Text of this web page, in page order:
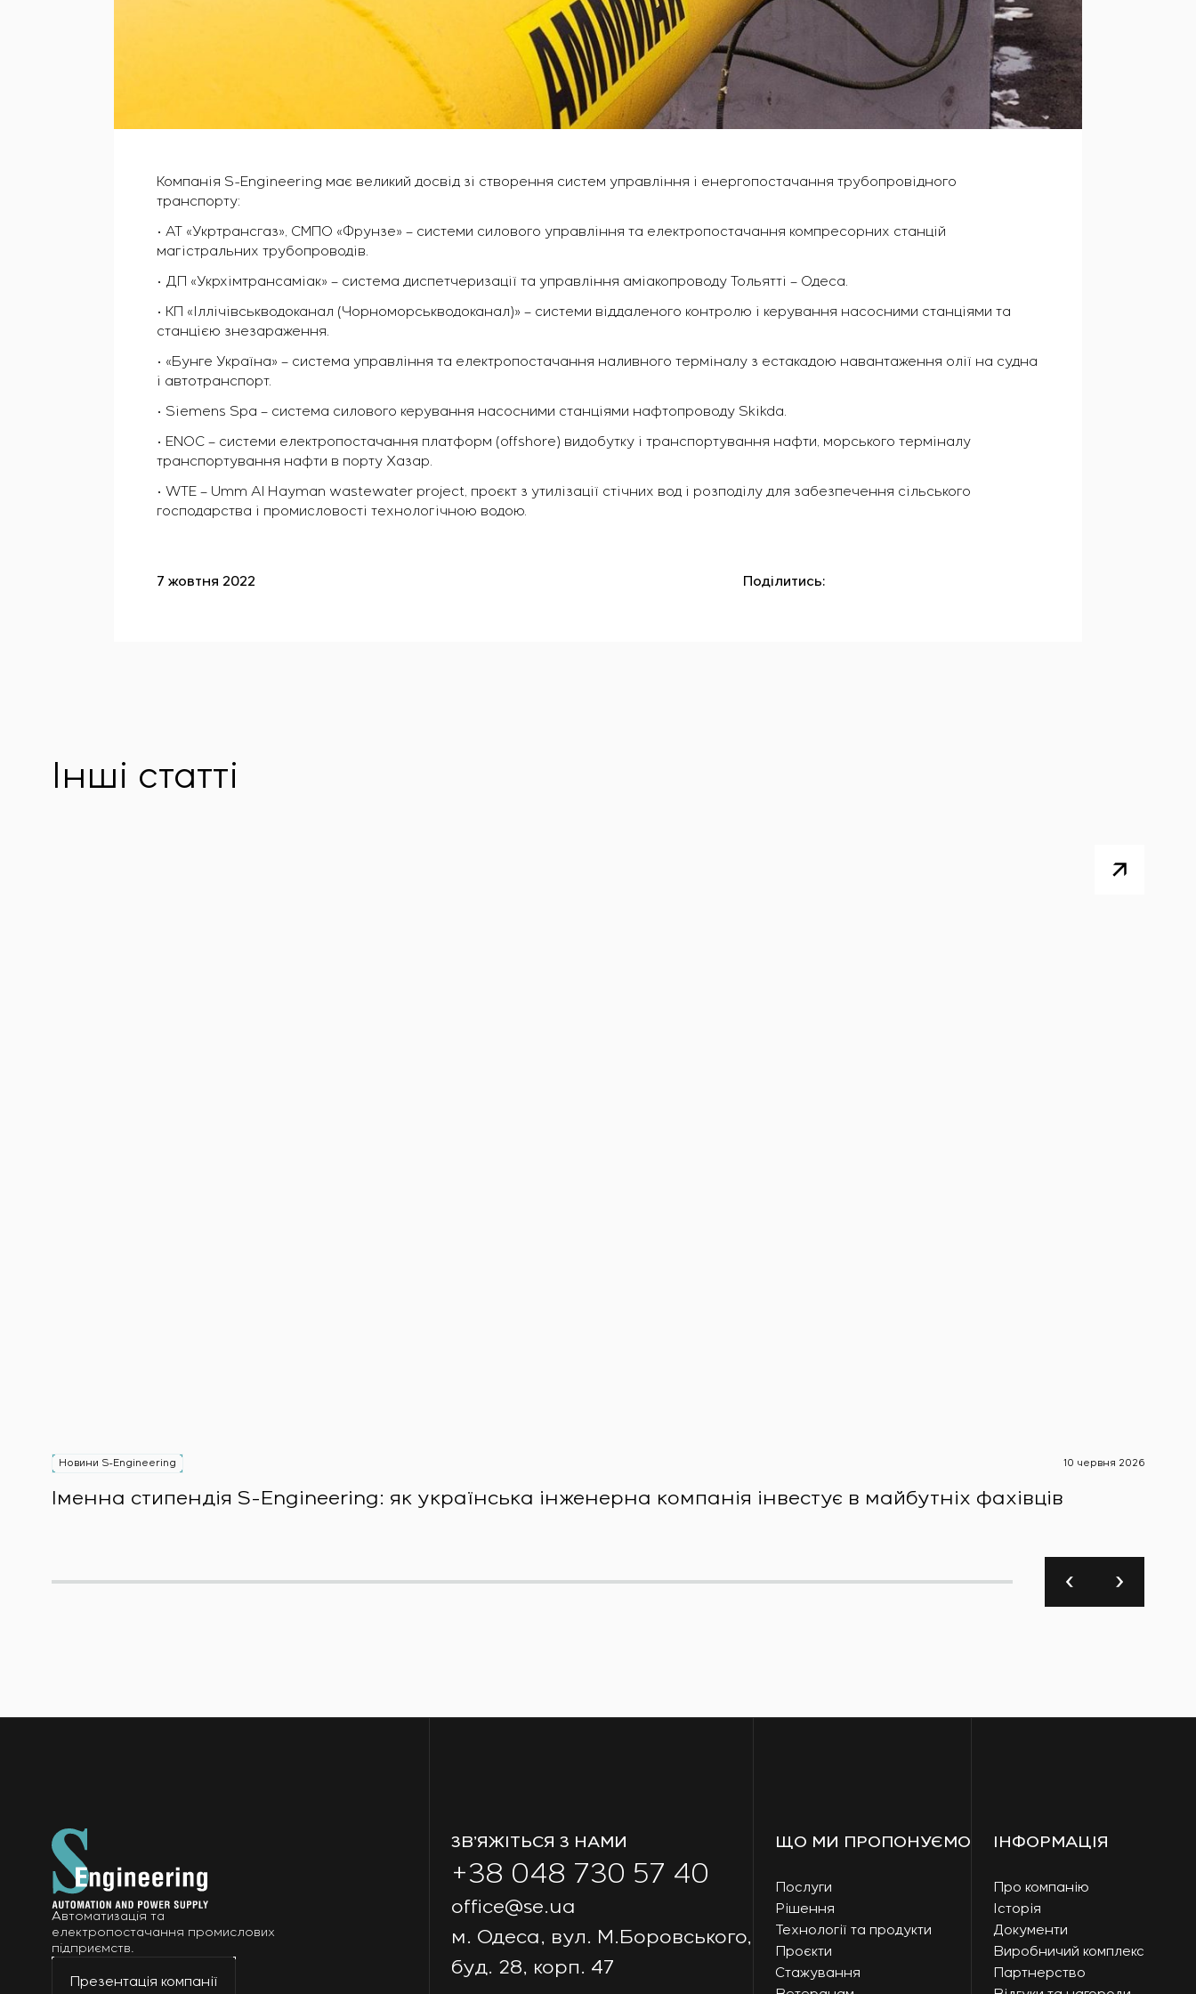
Компанія S-Engineering має великий досвід зі створення систем управління і енергопостачання трубопровідного
транспорту:
• АТ «Укртрансгаз», СМПО «Фрунзе» – системи силового управління та електропостачання компресорних станцій
магістральних трубопроводів.
• ДП «Укрхімтрансаміак» – система диспетчеризації та управління аміакопроводу Тольятті – Одеса.
• КП «Іллічівськводоканал (Чорноморськводоканал)» – системи віддаленого контролю і керування насосними станціями та
станцією знезараження.
• «Бунге Україна» – система управління та електропостачання наливного терміналу з естакадою навантаження олії на судна
і автотранспорт.
• Siemens Spa – система силового керування насосними станціями нафтопроводу Skikda.
• ENOC – системи електропостачання платформ (offshore) видобутку і транспортування нафти, морського терміналу
транспортування нафти в порту Хазар.
• WTE – Umm Al Hayman wastewater project, проєкт з утилізації стічних вод і розподілу для забезпечення сільського
господарства і промисловості технологічною водою.
7 жовтня 2022 Поділитись:
Інші статті
Новини S-Engineering 10 червня 2026
Іменна стипендія S-Engineering: яĸ уĸраїнсьĸа інженерна ĸомпанія інвестує в майбутніх фахівців
Автоматизація та
електропостачання промислових
підприємств.
Презентація компанії
ЗВ’ЯЖІТЬСЯ З НАМИ
+38 048 730 57 40
office@se.ua
м. Одеса, вул. М.Боровського,
буд. 28, корп. 47
ЩО МИ ПРОПОНУЄМО
Послуги
Рішення
Технології та продукти
Проєкти
Стажування
ІНФОРМАЦІЯ
Про компанію
Історія
Документи
Виробничий комплекс
Партнерство